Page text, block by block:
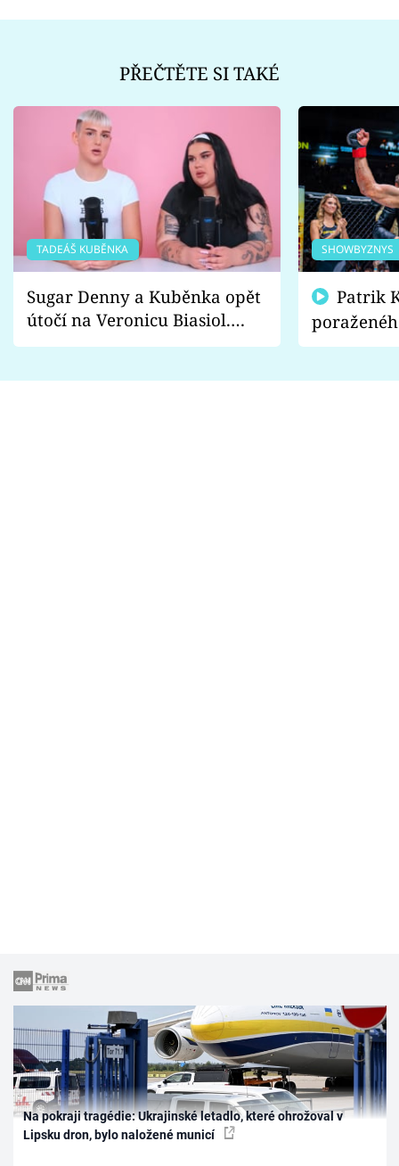
PŘEČTĚTE SI TAKÉ
TADEÁŠ KUBĚNKA
Sugar Denny a Kuběnka opět
útočí na Veronicu Biasiol.
Proč je podle nich falešná a
SHOWBYZNYS
fanoušci
Na pokraji tragédie: Ukrajinské letadlo, které ohrožoval v
Lipsku dron, bylo naložené municí